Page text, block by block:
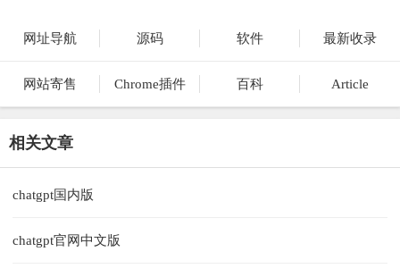
网址导航 源码 软件 最新收录
网站寄售 Chrome插件 百科 Article
相关文章
chatgpt国内版
chatgpt官网中文版